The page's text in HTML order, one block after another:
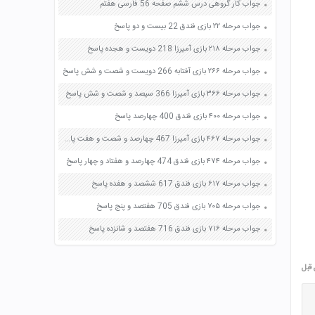
جواب کار گروهی درس ششم صفحه 56 فارسی هفتم
جواب مرحله ۲۲ بازی فندق 22 بیست و دو پاسخ
جواب مرحله ۲۱۸ بازی آمیرزا 218 دویست و هجده پاسخ
جواب مرحله ۲۶۶ بازی آفتابه 266 دویست و شصت و شش پاسخ
جواب مرحله ۳۶۶ بازی آمیرزا 366 سیصد و شصت و شش پاسخ
جواب مرحله ۴۰۰ بازی فندق 400 چهارصد پاسخ
جواب مرحله ۴۶۷ بازی آمیرزا 467 چهارصد و شصت و هفت پاسخ
جواب مرحله ۴۷۴ بازی فندق 474 چهارصد و هفتاد و چهار پاسخ
جواب مرحله ۶۱۷ بازی فندق 617 ششصد و هفده پاسخ
جواب مرحله ۷۰۵ بازی فندق 705 هفتصد و پنج پاسخ
جواب مرحله ۷۱۶ بازی فندق 716 هفتصد و شانزده پاسخ